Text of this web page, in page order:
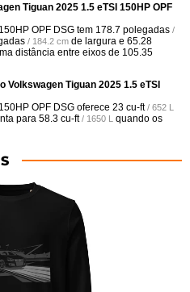
Tiguan 2025 1.5 eTSI 150HP OPF
OPF DSG tem 178.7 polegadas /
/ 184.2 cm de largura e 65.28
distância entre eixos de 105.35
Volkswagen Tiguan 2025 1.5 eTSI
OPF DSG oferece 23 cu-ft / 652 L
para 58.3 cu-ft / 1650 L quando os